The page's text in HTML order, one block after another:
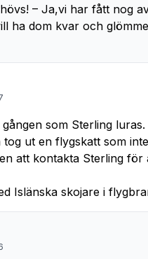
– Ja,vi har fått nog
ha dom kvar och
som Sterling luras.
tog ut en flygskatt som
att kontakta Sterling för
Islänska skojare i